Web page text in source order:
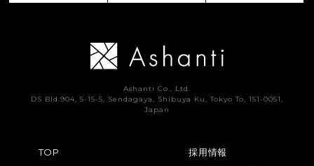
Ashanti Co., Ltd.
DS Bld.904, 5-15-5, Sendagaya, Shibuya Ku, Tokyo To, 151-0051,
Japan
TOP 採用情報